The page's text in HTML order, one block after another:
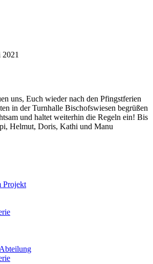
uns, Euch wieder nach den Pfingstferien
in der Turnhalle Bischofswiesen begrüßen
und haltet weiterhin die Regeln ein! Bis
Helmut, Doris, Kathi und Manu
Projekt